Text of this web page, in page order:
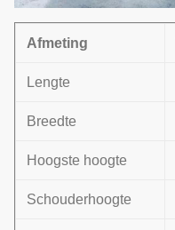
Afmeting
Lengte
Breedte
Hoogste hoogte
Schouderhoogte